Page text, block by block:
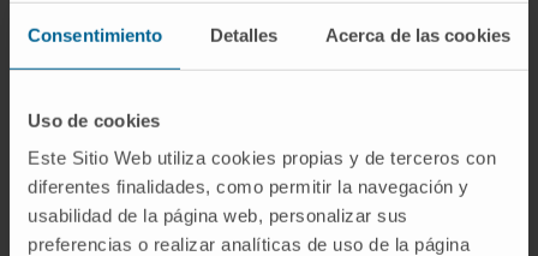
Consentimiento Detalles Acerca de las cookies
Uso de cookies
Este Sitio Web utiliza cookies propias y de terceros con
diferentes finalidades, como permitir la navegación y
usabilidad de la página web, personalizar sus
preferencias o realizar analíticas de uso de la página
superar sus historias